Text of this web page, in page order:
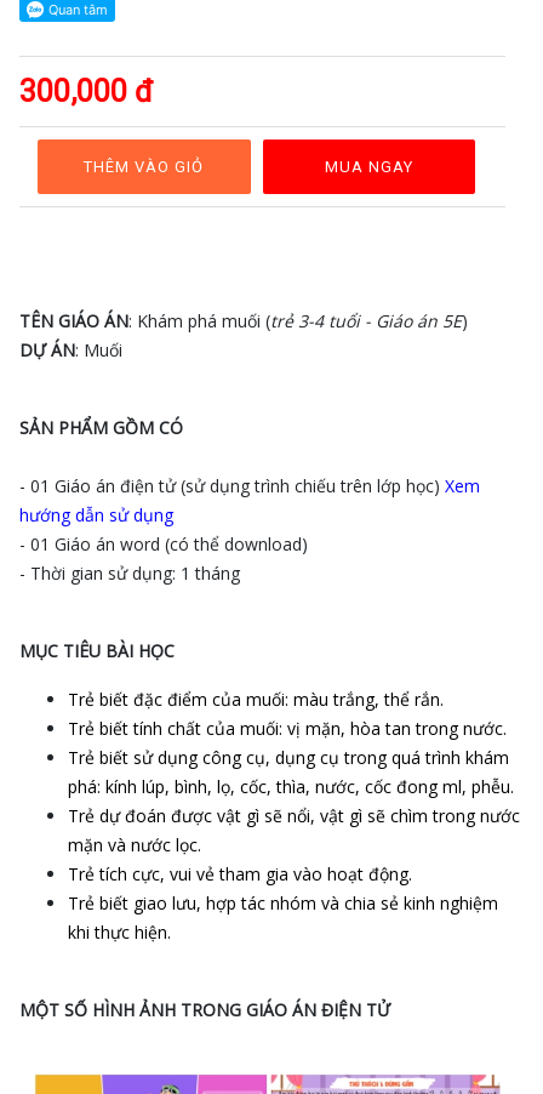
Kỹ
năng
sống
Mầm
non
Cộng
300,000 đ
THÊM VÀO GIỎ MUA NGAY
TÊN GIÁO ÁN: Khám phá muối (trẻ 3-4 tuổi - Giáo án 5E)
DỰ ÁN: Muối
SẢN PHẨM GỒM CÓ
- 01 Giáo án điện tử (sử dụng trình chiếu trên lớp học) Xem
hướng dẫn sử dụng
- 01 Giáo án word (có thể download)
- Thời gian sử dụng: 1 tháng
MỤC TIÊU BÀI HỌC
Trẻ biết đặc điểm của muối: màu trắng, thể rắn.
Trẻ biết tính chất của muối: vị mặn, hòa tan trong nước.
Trẻ biết sử dụng công cụ, dụng cụ trong quá trình khám
phá: kính lúp, bình, lọ, cốc, thìa, nước, cốc đong ml, phễu.
Trẻ dự đoán được vật gì sẽ nổi, vật gì sẽ chìm trong nước
mặn và nước lọc.
Trẻ tích cực, vui vẻ tham gia vào hoạt động.
Trẻ biết giao lưu, hợp tác nhóm và chia sẻ kinh nghiệm
khi thực hiện.
MỘT SỐ HÌNH ẢNH TRONG GIÁO ÁN ĐIỆN TỬ